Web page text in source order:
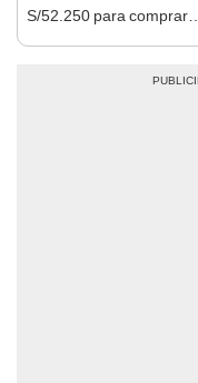
S/52.250 para comprar